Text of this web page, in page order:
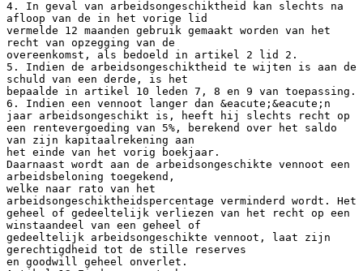
4. In geval van arbeidsongeschiktheid kan slechts na
afloop van de in het vorige lid
vermelde 12 maanden gebruik gemaakt worden van het
recht van opzegging van de
overeenkomst, als bedoeld in artikel 2 lid 2.
5. Indien de arbeidsongeschiktheid te wijten is aan de
schuld van een derde, is het
bepaalde in artikel 10 leden 7, 8 en 9 van toepassing.
6. Indien een vennoot langer dan &eacute;&eacute;n
jaar arbeidsongeschikt is, heeft hij slechts recht op
een rentevergoeding van 5%, berekend over het saldo
van zijn kapitaalrekening aan
het einde van het vorig boekjaar.
Daarnaast wordt aan de arbeidsongeschikte vennoot een
arbeidsbeloning toegekend,
welke naar rato van het
arbeidsongeschiktheidspercentage verminderd wordt. Het
geheel of gedeeltelijk verliezen van het recht op een
winstaandeel van een geheel of
gedeeltelijk arbeidsongeschikte vennoot, laat zijn
gerechtigdheid tot de stille reserves
en goodwill geheel onverlet.